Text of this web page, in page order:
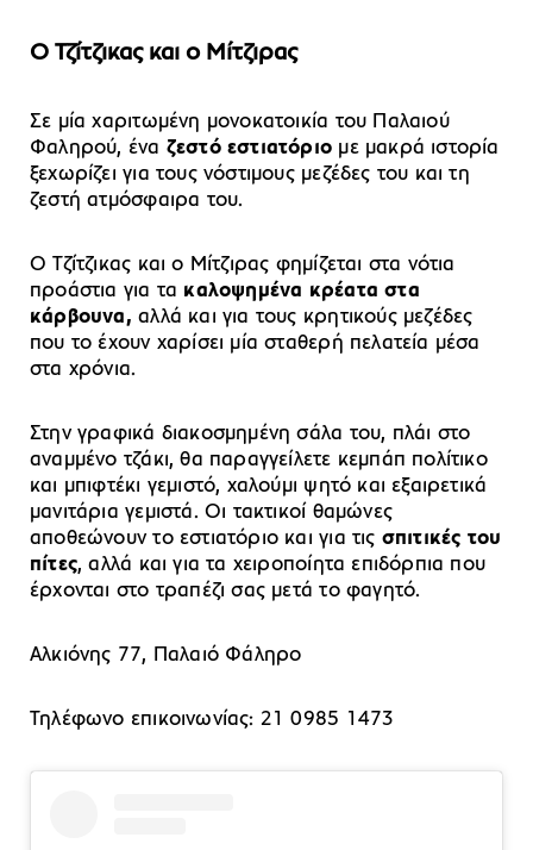
Ο Τζίτζικας και ο Μίτζιρας
Σε μία χαριτωμένη μονοκατοικία του Παλαιού
Φαληρού, ένα ζεστό εστιατόριο με μακρά ιστορία
ξεχωρίζει για τους νόστιμους μεζέδες του και τη
ζεστή ατμόσφαιρα του.
Ο Τζίτζικας και ο Μίτζιρας φημίζεται στα νότια
προάστια για τα καλοψημένα κρέατα στα
κάρβουνα, αλλά και για τους κρητικούς μεζέδες
που το έχουν χαρίσει μία σταθερή πελατεία μέσα
στα χρόνια.
Στην γραφικά διακοσμημένη σάλα του, πλάι στο
αναμμένο τζάκι, θα παραγγείλετε κεμπάπ πολίτικο
και μπιφτέκι γεμιστό, χαλούμι ψητό και εξαιρετικά
μανιτάρια γεμιστά. Οι τακτικοί θαμώνες
αποθεώνουν το εστιατόριο και για τις σπιτικές του
πίτες, αλλά και για τα χειροποίητα επιδόρπια που
έρχονται στο τραπέζι σας μετά το φαγητό.
Αλκιόνης 77, Παλαιό Φάληρο
Τηλέφωνο επικοινωνίας: 21 0985 1473